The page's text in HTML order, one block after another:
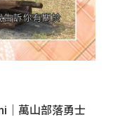
｜萬山部落勇士